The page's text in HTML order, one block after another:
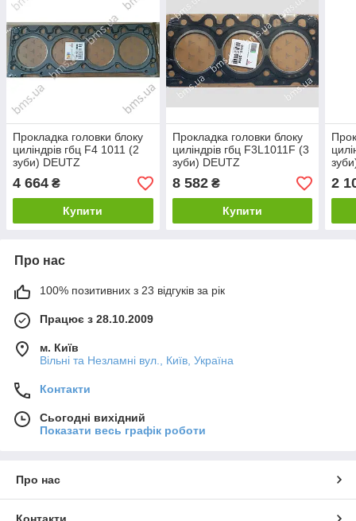
Прокладка головки блоку
циліндрів гбц F4 1011 (2
зуби) DEUTZ
4 664 ₴
Купити
Прокладка головки блоку
циліндрів гбц F3L1011F (3
зуби) DEUTZ
8 582₴
Купити
2
Про нас
100% позитивних з 23 відгуків за рік
Працює з 28.10.2009
м. Київ
Вільні та Незламні вул., Київ, Україна
Контакти
Сьогодні вихідний
Показати весь графік роботи
Про нас